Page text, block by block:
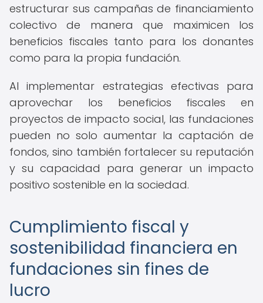
estructurar sus campañas de financiamiento
colectivo de manera que maximicen los
beneficios fiscales tanto para los donantes
como para la propia fundación.
Al implementar estrategias efectivas para
aprovechar los beneficios fiscales en
proyectos de impacto social, las fundaciones
pueden no solo aumentar la captación de
fondos, sino también fortalecer su reputación
y su capacidad para generar un impacto
positivo sostenible en la sociedad.
Cumplimiento fiscal y
sostenibilidad financiera en
fundaciones sin fines de
lucro